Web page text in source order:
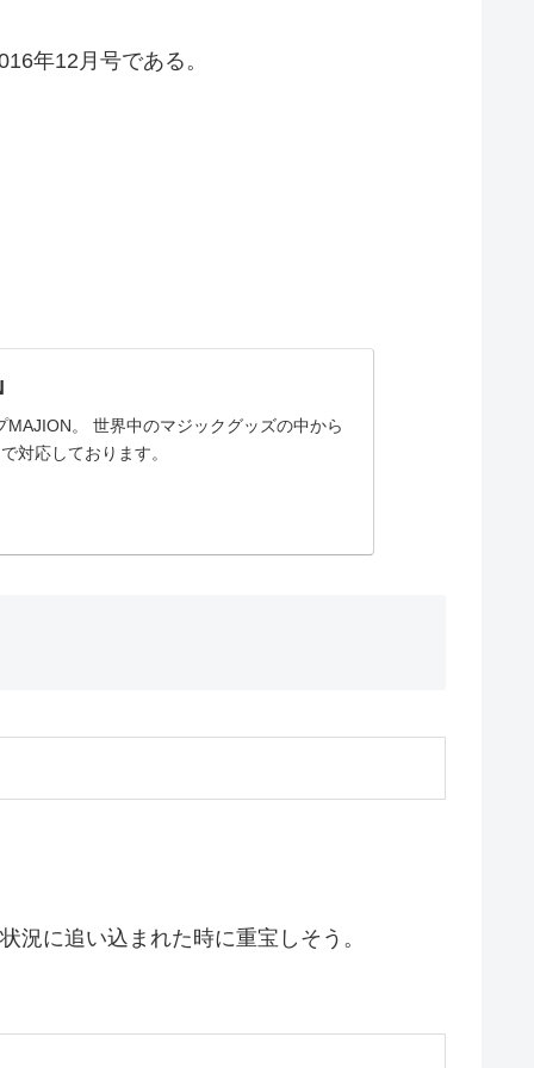
年12月号である。
。 世界中のマジックグッズの中から
対応しております。
況に追い込まれた時に重宝しそう。